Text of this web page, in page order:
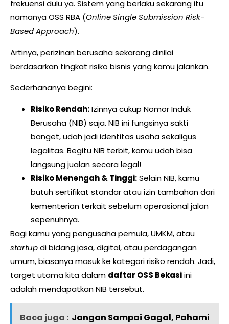
frekuensi dulu ya. Sistem yang berlaku sekarang itu
namanya OSS RBA (Online Single Submission Risk-
Based Approach).
Artinya, perizinan berusaha sekarang dinilai
berdasarkan tingkat risiko bisnis yang kamu jalankan.
Sederhananya begini:
Risiko Rendah:Izinnya cukup Nomor Induk
Berusaha (NIB) saja. NIB ini fungsinya sakti
banget, udah jadi identitas usaha sekaligus
legalitas. Begitu NIB terbit, kamu udah bisa
langsung jualan secara legal!
Risiko Menengah & Tinggi:Selain NIB, kamu
butuh sertifikat standar atau izin tambahan dari
kementerian terkait sebelum operasional jalan
sepenuhnya.
Bagi kamu yang pengusaha pemula, UMKM, atau
startupdi bidang jasa, digital, atau perdagangan
umum, biasanya masuk ke kategori risiko rendah. Jadi,
target utama kita dalam daftar OSS Bekasiini
adalah mendapatkan NIB tersebut.
Baca juga : Jangan Sampai Gagal, Pahami